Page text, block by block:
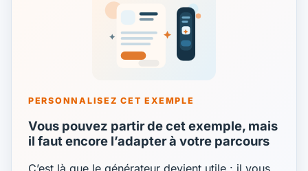
PERSONNALISEZ CET EXEMPLE
Vous pouvez partir de cet exemple, mais
il faut encore l’adapter à votre parcours
C’est là que le générateur devient utile : il vous